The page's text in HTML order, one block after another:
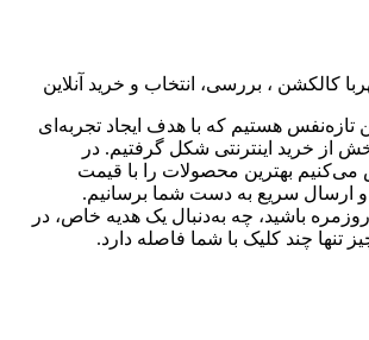
کالکشن ، بررسی، انتخاب و خرید آنلاین
تازه‌نفس هستیم که با هدف ایجاد تجربه‌ای
از خرید اینترنتی شکل گرفتیم. در
می‌کنیم بهترین محصولات را با قیمت
و ارسال سریع به دست شما برسانیم.
باشید، چه به‌دنبال یک هدیه خاص، در
تنها چند کلیک با شما فاصله دارد.